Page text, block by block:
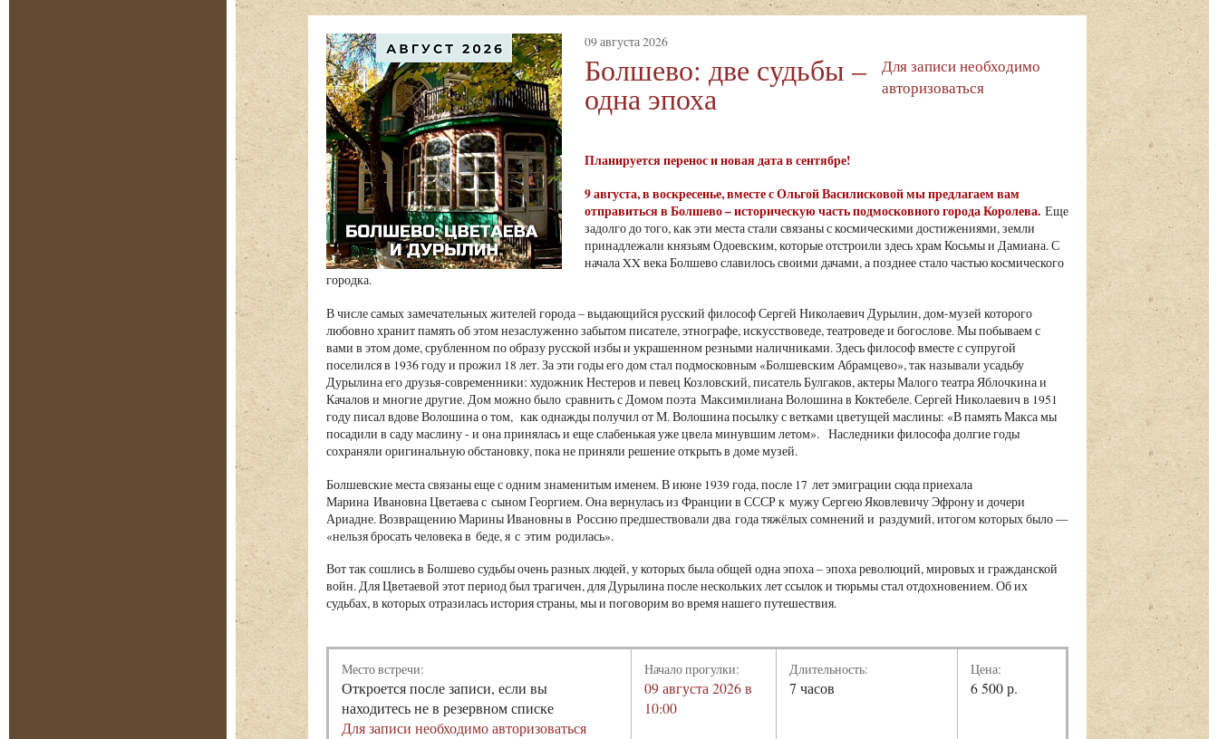
09 августа 2026
Болшево: две судьбы –
одна эпоха
Для записи необходимо
авторизоваться
Планируется перенос и новая дата в сентябре!
9 августа, в воскресенье, вместе с Ольгой Василисковой мы предлагаем вам
отправиться в Болшево – историческую часть подмосковного города Королева. Еще
задолго до того, как эти места стали связаны с космическими достижениями, земли
принадлежали князьям Одоевским, которые отстроили здесь храм Косьмы и Дамиана. С
начала XX века Болшево славилось своими дачами, а позднее стало частью космического
городка.
В числе самых замечательных жителей города – выдающийся русский философ Сергей Николаевич Дурылин, дом-музей которого
любовно хранит память об этом незаслуженно забытом писателе, этнографе, искусствоведе, театроведе и богослове. Мы побываем с
вами в этом доме, срубленном по образу русской избы и украшенном резными наличниками. Здесь философ вместе с супругой
поселился в 1936 году и прожил 18 лет. За эти годы его дом стал подмосковным «Болшевским Абрамцево», так называли усадьбу
Дурылина его друзья-современники: художник Нестеров и певец Козловский, писатель Булгаков, актеры Малого театра Яблочкина и
Качалов и многие другие. Дом можно было сравнить с Домом поэта Максимилиана Волошина в Коктебеле. Сергей Николаевич в 1951
году писал вдове Волошина о том, как однажды получил от М. Волошина посылку с ветками цветущей маслины: «В память Макса мы
посадили в саду маслину - и она принялась и еще слабенькая уже цвела минувшим летом». Наследники философа долгие годы
сохраняли оригинальную обстановку, пока не приняли решение открыть в доме музей.
Болшевские места связаны еще с одним знаменитым именем. В июне 1939 года, после 17 лет эмиграции сюда приехала
Марина Ивановна Цветаева с сыном Георгием. Она вернулась из Франции в СССР к мужу Сергею Яковлевичу Эфрону и дочери
Ариадне. Возвращению Марины Ивановны в Россию предшествовали два года тяжёлых сомнений и раздумий, итогом которых было —
«нельзя бросать человека в беде, я с этим родилась».
Вот так сошлись в Болшево судьбы очень разных людей, у которых была общей одна эпоха – эпоха революций, мировых и гражданской
войн. Для Цветаевой этот период был трагичен, для Дурылина после нескольких лет ссылок и тюрьмы стал отдохновением. Об их
судьбах, в которых отразилась история страны, мы и поговорим во время нашего путешествия.
Место встречи:
Откроется после записи, если вы
находитесь не в резервном списке
Для записи необходимо авторизоваться
Начало прогулки:
09 августа 2026 в
10:00
Длительность:
7 часов
Цена:
6 500 р.